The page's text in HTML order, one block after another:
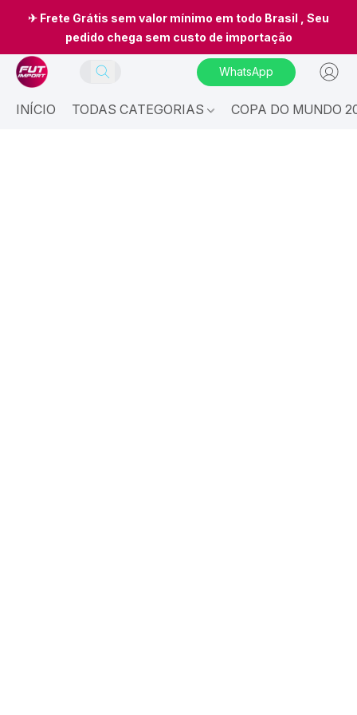
✈ Frete Grátis sem valor mínimo em todo Brasil , Seu
pedido chega sem custo de importação
WhatsApp
INÍCIO TODAS CATEGORIAS COPA DO MUNDO